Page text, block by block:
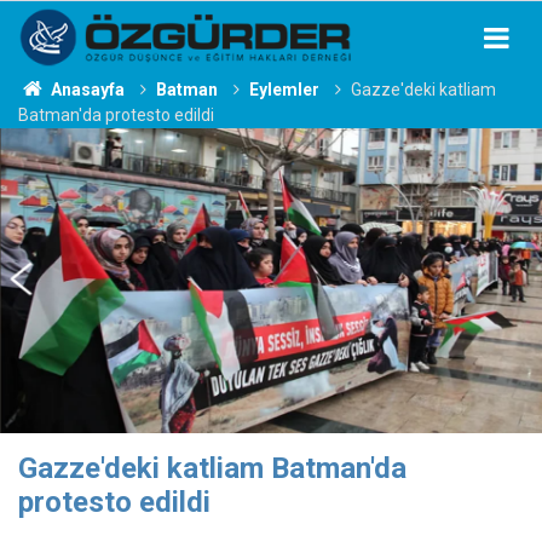
Anasayfa Batman Eylemler
Gazze'deki katliam
Batman'da protesto edildi
Gazze'deki katliam Batman'da
protesto edildi